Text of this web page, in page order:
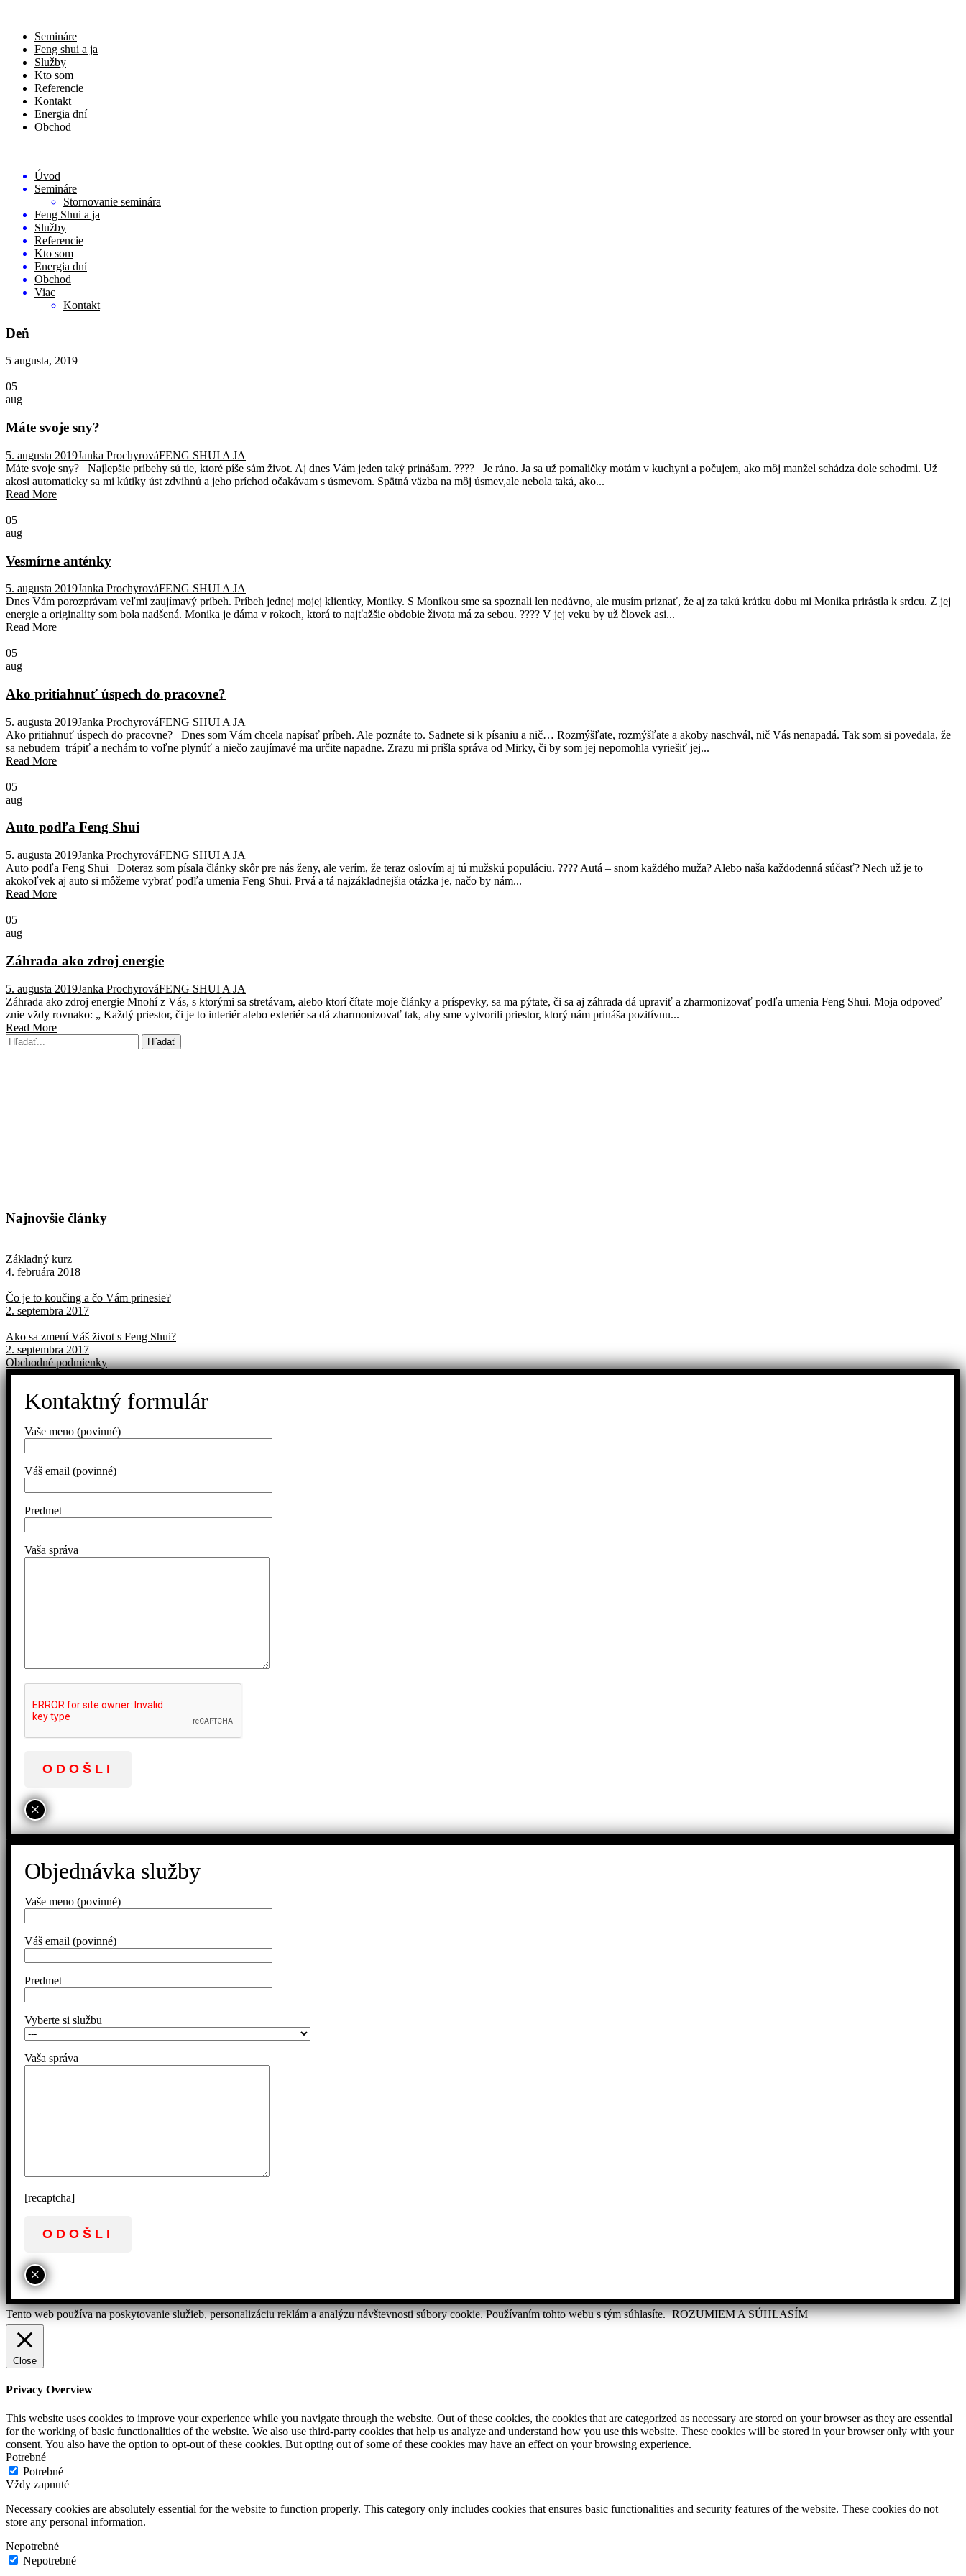
Semináre
Feng shui a ja
Služby
Kto som
Referencie
Kontakt
Energia dní
Obchod
Úvod
Semináre
Stornovanie seminára
Feng Shui a ja
Služby
Referencie
Kto som
Energia dní
Obchod
Viac
Kontakt
Deň
5 augusta, 2019
05
aug
Máte svoje sny?
5. augusta 2019Janka ProchyrováFENG SHUI A JA
Máte svoje sny? Najlepšie príbehy sú tie, ktoré píše sám život. Aj dnes Vám jeden taký prinášam. ???? Je ráno. Ja sa už pomaličky motám v kuchyni a počujem, ako môj manžel schádza dole schodmi. Už
akosi automaticky sa mi kútiky úst zdvihnú a jeho príchod očakávam s úsmevom. Spätná väzba na môj úsmev,ale nebola taká, ako...
Read More
05
aug
Vesmírne anténky
5. augusta 2019Janka ProchyrováFENG SHUI A JA
Dnes Vám porozprávam veľmi zaujímavý príbeh. Príbeh jednej mojej klientky, Moniky. S Monikou sme sa spoznali len nedávno, ale musím priznať, že aj za takú krátku dobu mi Monika prirástla k srdcu. Z jej
energie a originality som bola nadšená. Monika je dáma v rokoch, ktorá to najťažšie obdobie života má za sebou. ???? V jej veku by už človek asi...
Read More
05
aug
Ako pritiahnuť úspech do pracovne?
5. augusta 2019Janka ProchyrováFENG SHUI A JA
Ako pritiahnuť úspech do pracovne? Dnes som Vám chcela napísať príbeh. Ale poznáte to. Sadnete si k písaniu a nič… Rozmýšľate, rozmýšľate a akoby naschvál, nič Vás nenapadá. Tak som si povedala, že
sa nebudem trápiť a nechám to voľne plynúť a niečo zaujímavé ma určite napadne. Zrazu mi prišla správa od Mirky, či by som jej nepomohla vyriešiť jej...
Read More
05
aug
Auto podľa Feng Shui
5. augusta 2019Janka ProchyrováFENG SHUI A JA
Auto podľa Feng Shui Doteraz som písala články skôr pre nás ženy, ale verím, že teraz oslovím aj tú mužskú populáciu. ???? Autá – snom každého muža? Alebo naša každodenná súčasť? Nech už je to
akokoľvek aj auto si môžeme vybrať podľa umenia Feng Shui. Prvá a tá najzákladnejšia otázka je, načo by nám...
Read More
05
aug
Záhrada ako zdroj energie
5. augusta 2019Janka ProchyrováFENG SHUI A JA
Záhrada ako zdroj energie Mnohí z Vás, s ktorými sa stretávam, alebo ktorí čítate moje články a príspevky, sa ma pýtate, či sa aj záhrada dá upraviť a zharmonizovať podľa umenia Feng Shui. Moja odpoveď
znie vždy rovnako: „ Každý priestor, či je to interiér alebo exteriér sa dá zharmonizovať tak, aby sme vytvorili priestor, ktorý nám prináša pozitívnu...
Read More
Najnovšie články
Základný kurz
4. februára 2018
Čo je to koučing a čo Vám prinesie?
2. septembra 2017
Ako sa zmení Váš život s Feng Shui?
2. septembra 2017
Obchodné podmienky
Kontaktný formulár
Vaše meno (povinné)
Váš email (povinné)
Predmet
Vaša správa
×
Objednávka služby
Vaše meno (povinné)
Váš email (povinné)
Predmet
Vyberte si službu
Vaša správa
[recaptcha]
×
Tento web používa na poskytovanie služieb, personalizáciu reklám a analýzu návštevnosti súbory cookie. Používaním tohto webu s tým súhlasíte. ROZUMIEM A SÚHLASÍM
Close
Privacy Overview
This website uses cookies to improve your experience while you navigate through the website. Out of these cookies, the cookies that are categorized as necessary are stored on your browser as they are essential
for the working of basic functionalities of the website. We also use third-party cookies that help us analyze and understand how you use this website. These cookies will be stored in your browser only with your
consent. You also have the option to opt-out of these cookies. But opting out of some of these cookies may have an effect on your browsing experience.
Potrebné
Potrebné
Vždy zapnuté
Necessary cookies are absolutely essential for the website to function properly. This category only includes cookies that ensures basic functionalities and security features of the website. These cookies do not
store any personal information.
Nepotrebné
Nepotrebné